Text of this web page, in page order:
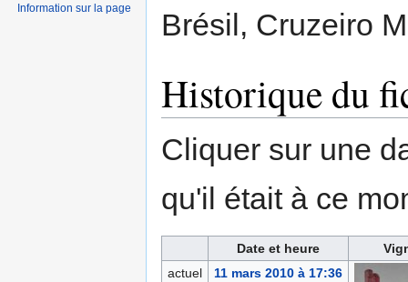
Brésil, Cruzeiro
Historique du
Cliquer sur une
qu'il était à ce
Date et heure
actuel
11 mars 2010 à 17:36
Information sur la page